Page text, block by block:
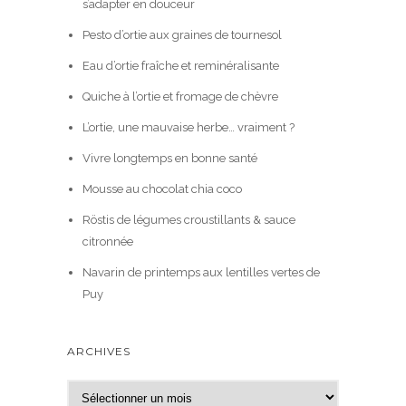
s’adapter en douceur
Pesto d’ortie aux graines de tournesol
Eau d’ortie fraîche et reminéralisante
Quiche à l’ortie et fromage de chèvre
L’ortie, une mauvaise herbe… vraiment ?
Vivre longtemps en bonne santé
Mousse au chocolat chia coco
Röstis de légumes croustillants & sauce
citronnée
Navarin de printemps aux lentilles vertes de
Puy
ARCHIVES